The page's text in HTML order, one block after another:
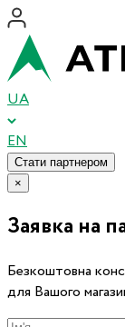
UA
EN
Стати партнером
×
Заявка на
Безкоштовна
для Вашого